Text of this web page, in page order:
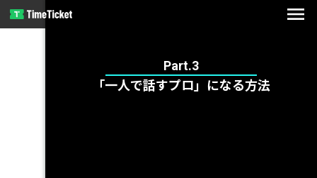
Part.3
「一人で話すプロ」になる方法
menu